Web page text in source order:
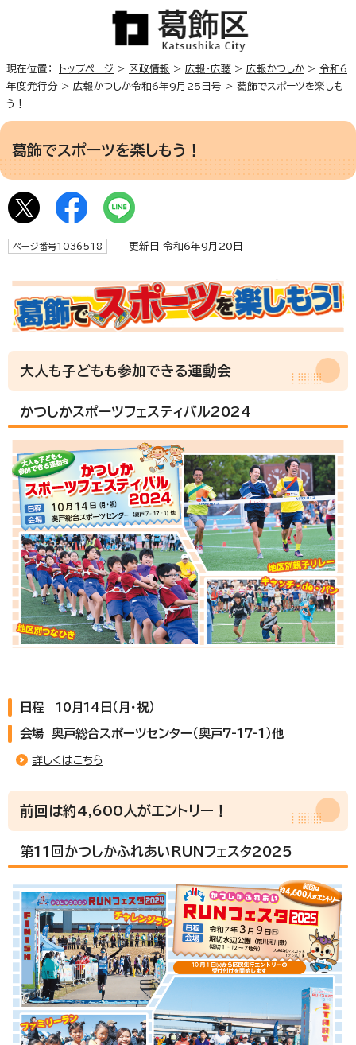
現在位置： トップページ > 区政情報 > 広報・広聴 > 広報かつしか > 令和6
年度発行分 > 広報かつしか令和6年9月25日号 > 葛飾でスポーツを楽しも
う！
葛飾でスポーツを楽しもう！
ページ番号1036518 更新日 令和6年9月20日
大人も子どもも参加できる運動会
かつしかスポーツフェスティバル2024
日程 10月14日（月・祝）
会場 奥戸総合スポーツセンター（奥戸7-17-1）他
詳しくはこちら
前回は約4,600人がエントリー！
第11回かつしかふれあいRUNフェスタ2025